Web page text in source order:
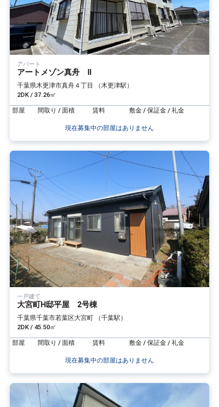
アパート
アートメゾン真舟 Ⅱ
千葉県木更津市真舟４丁目 （木更津駅）
2DK / 37.26㎡
部屋 間取り / 面積 賃料 敷金 / 保証金 / 礼金
現在募集中の部屋はありません
一戸建て
大宮町H邸平屋 2号棟
千葉県千葉市若葉区大宮町 （千葉駅）
2DK / 45.50㎡
部屋 間取り / 面積 賃料 敷金 / 保証金 / 礼金
現在募集中の部屋はありません